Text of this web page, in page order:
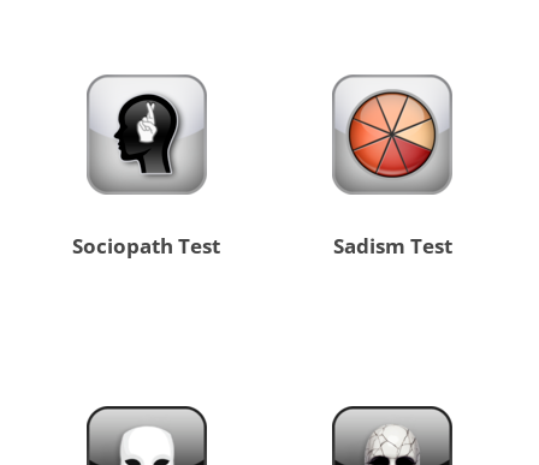
Sociopath Test Sadism Test